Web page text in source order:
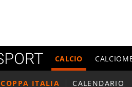
CALCIO
COPPA ITALIA CALENDARIO